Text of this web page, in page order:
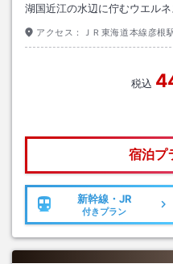
湖国近江の水辺に佇むウエルネ
アクセス： ＪＲ東海道本線彦
税込
宿泊プ
新幹線・JR
付きプラン